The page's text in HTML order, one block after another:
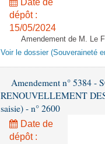
Date de
dépôt :
15/05/2024
Amendement de M. Le
Voir le dossier (Souveraineté
Amendement n° 5384
RENOUVELLEMENT
saisie) - n° 2600
Date de
dépôt :